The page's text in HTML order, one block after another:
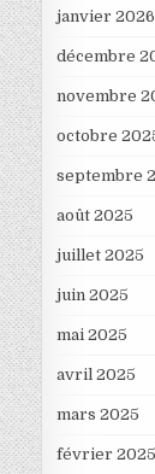
janvier 2026
décembre
novembre
octobre
septembre
août 2025
juillet 2025
juin 2025
mai 2025
avril 2025
mars 2025
février 2025